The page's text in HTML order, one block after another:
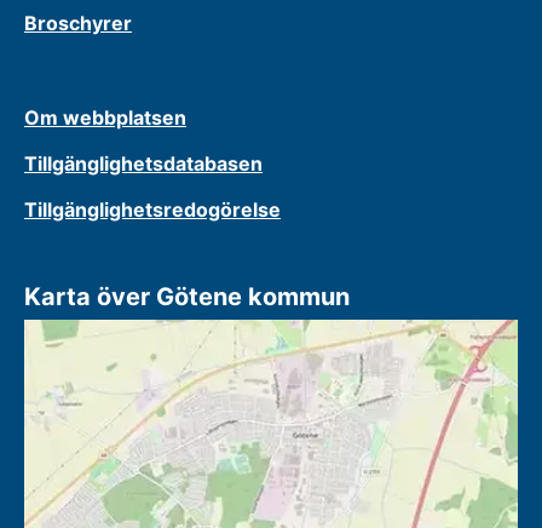
Broschyrer
Om webbplatsen
Tillgänglighetsdatabasen
Tillgänglighetsredogörelse
Karta över Götene kommun